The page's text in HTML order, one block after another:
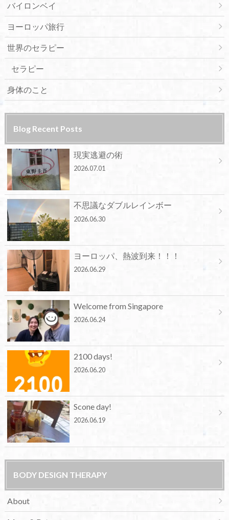
バイロンベイ
ヨーロッパ旅行
世界のセラピー
セラピー
身体のこと
Blog Recent Posts
現実逃避の術
2026.07.01
不思議なダブルレインボー
2026.06.30
ヨーロッパ、熱波到来！！！
2026.06.29
Welcome from Singapore
2026.06.24
2100 days!
2026.06.20
Scone day!
2026.06.19
BODY DESIGN THERAPY
About